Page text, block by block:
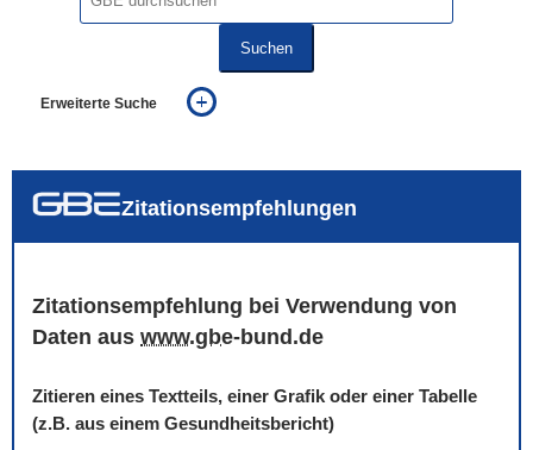
Suchen
Erweiterte Suche
auch in allen Texten suchen (Volltextsuche)
Zitationsempfehlungen
Zitationsempfehlung bei Verwendung von
Daten aus www.gbe-bund.de
Zitieren eines Textteils, einer Grafik oder einer Tabelle
(z.B. aus einem Gesundheitsbericht)